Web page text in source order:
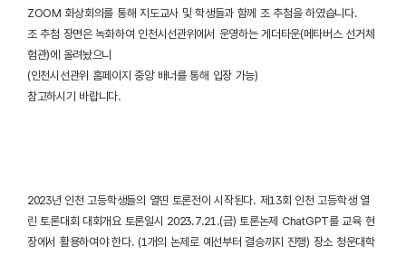
ZOOM 화상회의를 통해 지도교사 및 학생들과 함께 조 추첨을 하였습니다.
조 추첨 장면은 녹화하여 인천시선관위에서 운영하는 게더타운(메타버스 선거체
험관)에 올려놨으니
(인천시선관위 홈페이지 중앙 배너를 통해 입장 가능)
참고하시기 바랍니다.
2023년 인천 고등학생들의 열띤 토론전이 시작된다. 제13회 인천 고등학생 열
린 토론대회 대회개요 토론일시 2023.7.21.(금) 토론논제 ChatGPT를 교육 현
장에서 활용하여야 한다. (1개의 논제로 예선부터 결승까지 진행) 장소 청운대학